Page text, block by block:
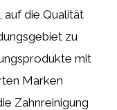
auf die Qualität
zu
mit
Marken
Zahnreinigung